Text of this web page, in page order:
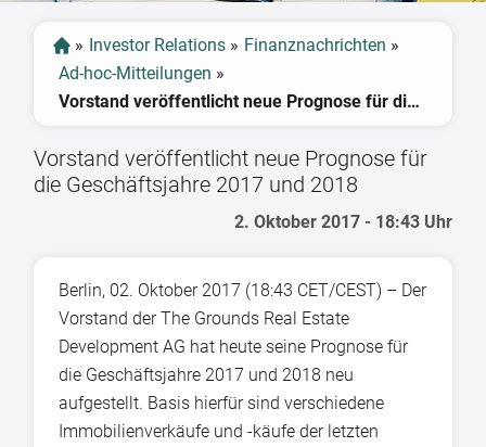
» Investor Relations » Finanznachrichten »
Ad-hoc-Mitteilungen »
Vorstand veröffentlicht neue Prognose für die Geschäftsjahre 2017 und 2018
Vorstand veröffentlicht neue Prognose für
die Geschäftsjahre 2017 und 2018
2. Oktober 2017 - 18:43 Uhr
Berlin, 02. Oktober 2017 (18:43 CET/CEST) – Der
Vorstand der The Grounds Real Estate
Development AG hat heute seine Prognose für
die Geschäftsjahre 2017 und 2018 neu
aufgestellt. Basis hierfür sind verschiedene
Immobilienverkäufe und -käufe der letzten